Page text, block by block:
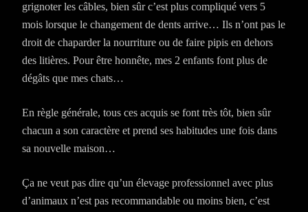
grignoter les câbles, bien sûr c’est plus compliqué vers 5
mois lorsque le changement de dents arrive… Ils n’ont pas le
droit de chaparder la nourriture ou de faire pipis en dehors
des litières. Pour être honnête, mes 2 enfants font plus de
dégâts que mes chats…
En règle générale, tous ces acquis se font très tôt, bien sûr
chacun a son caractère et prend ses habitudes une fois dans
sa nouvelle maison…
Ça ne veut pas dire qu’un élevage professionnel avec plus
d’animaux n’est pas recommandable ou moins bien, c’est